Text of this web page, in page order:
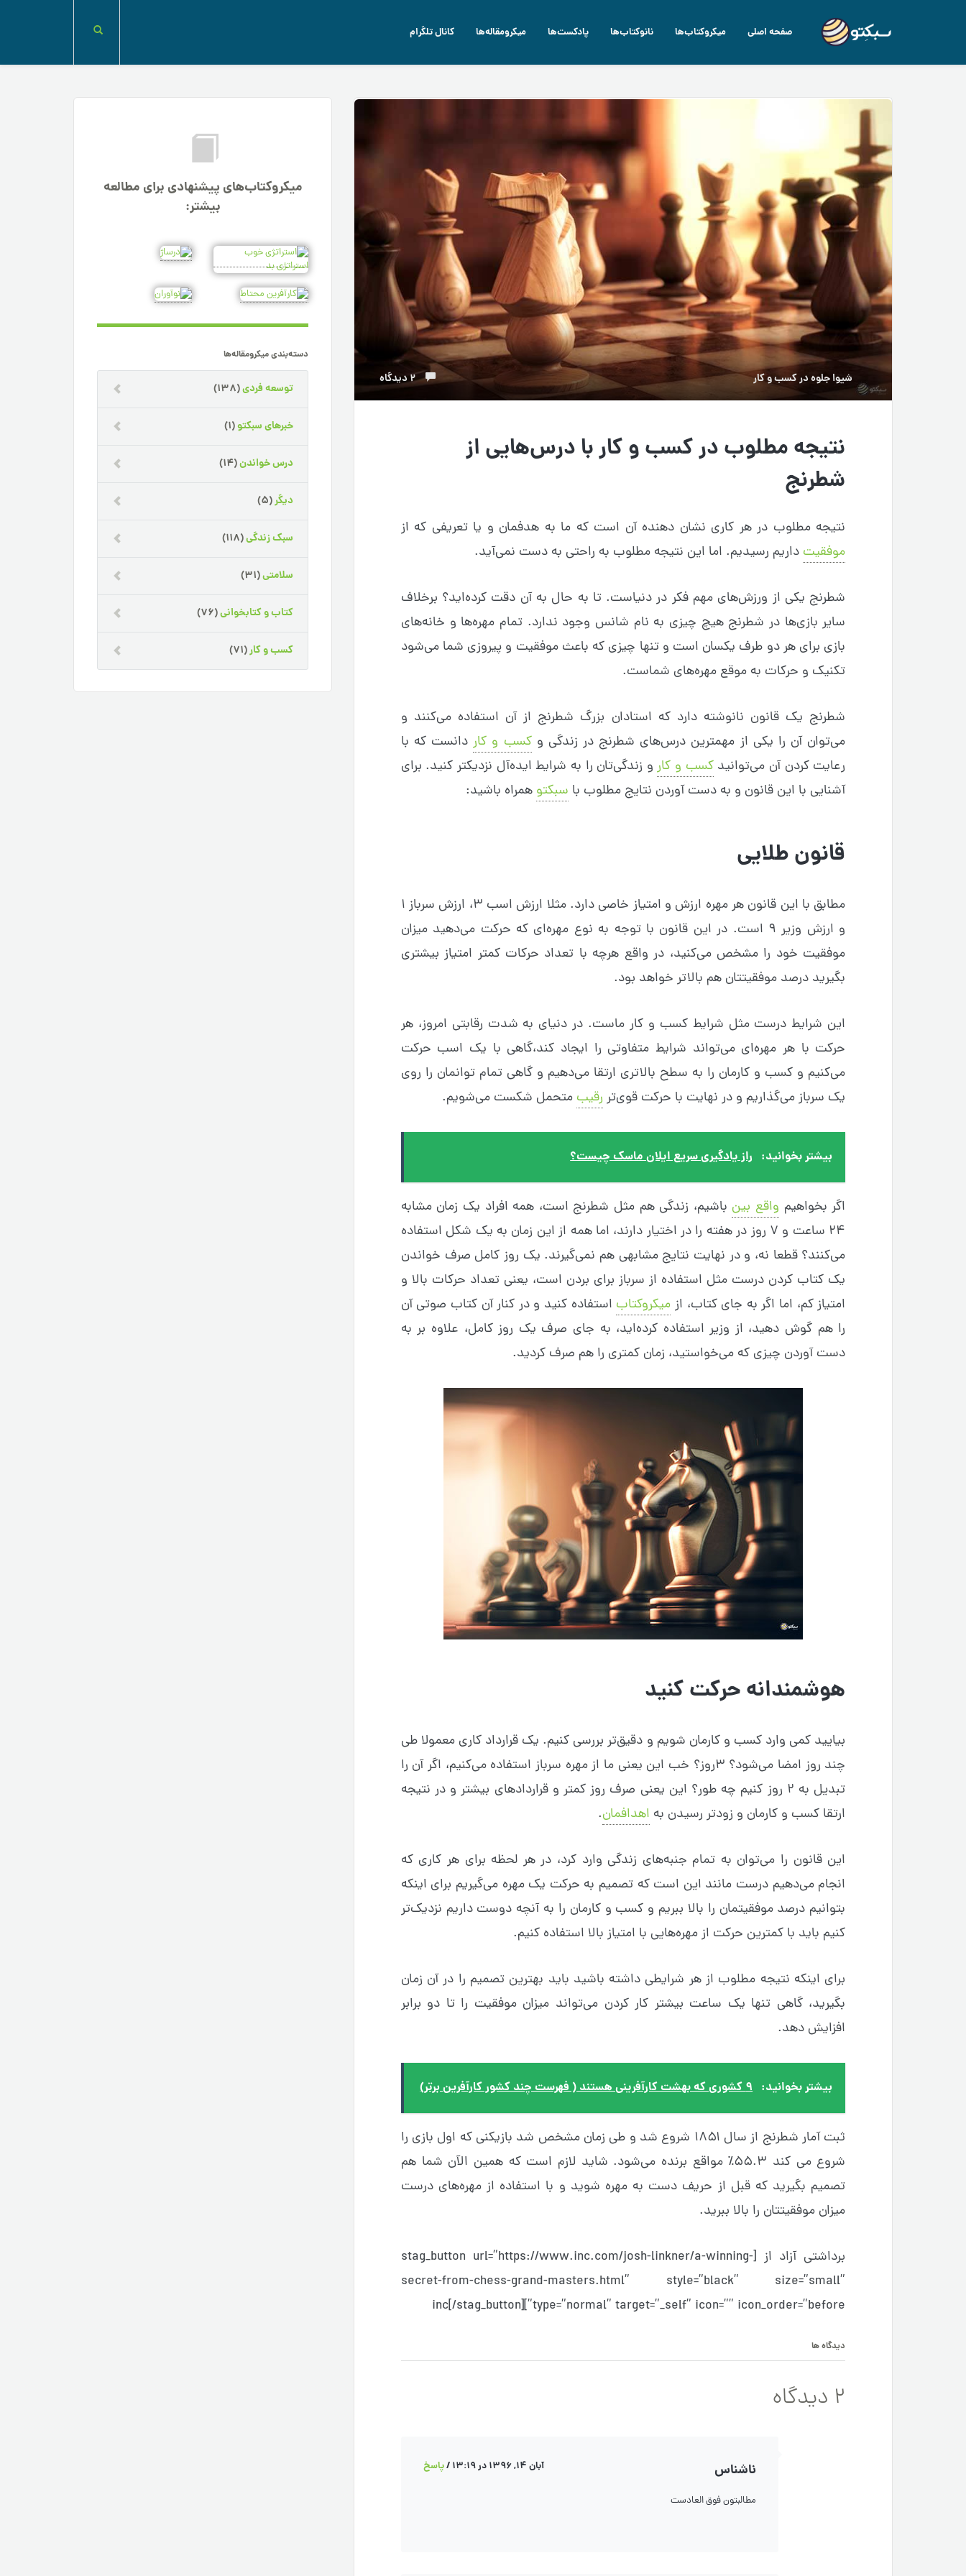
صفحه اصلی میکروکتاب‌ها نانوکتاب‌ها پادکست‌ها میکرومقاله‌ها کانال تلگرام
شیوا جلوهدرکسب و کار 2 دیدگاه
نتیجه مطلوب در کسب و کار با درس‌هایی از
شطرنج
نتیجه مطلوب در هر کاری نشان دهنده آن است که ما به هدفمان و یا تعریفی که از
موفقیت داریم رسیدیم. اما این نتیجه مطلوب به راحتی به دست نمی‌آید.
شطرنج یکی از ورزش‌های مهم فکر در دنیاست. تا به حال به آن دقت کرده‌اید؟ برخلاف
سایر بازی‌ها در شطرنج هیچ چیزی به نام شانس وجود ندارد. تمام مهره‌ها و خانه‌های
بازی برای هر دو طرف یکسان است و تنها چیزی که باعث موفقیت و پیروزی شما می‌شود
تکنیک و حرکات به موقع مهره‌های شماست.
شطرنج یک قانون نانوشته دارد که استادان بزرگ شطرنج از آن استفاده می‌کنند و
می‌توان آن را یکی از مهمترین درس‌های شطرنج در زندگی وکسب و کاردانست که با
رعایت کردن آن می‌توانیدکسب و کارو زندگی‌تان را به شرایط ایده‌آل نزدیکتر کنید. برای
آشنایی با این قانون و به دست آوردن نتایج مطلوب با سبکتو همراه باشید:
قانون طلایی
مطابق با این قانون هر مهره ارزش و امتیاز خاصی دارد. مثلا ارزش اسب ۳، ارزش سرباز ۱
و ارزش وزیر ۹ است. در این قانون با توجه به نوع مهره‌ای که حرکت می‌دهید میزان
موفقیت خود را مشخص می‌کنید، در واقع هرچه با تعداد حرکات کمتر امتیاز بیشتری
بگیرید درصد موفقیتتان هم بالاتر خواهد بود.
این شرایط درست مثل شرایط کسب و کار ماست. در دنیای به شدت رقابتی امروز، هر
حرکت با هر مهره‌ای می‌تواند شرایط متفاوتی را ایجاد کند،گاهی با یک اسب حرکت
می‌کنیم و کسب و کارمان را به سطح بالاتری ارتقا می‌دهیم و گاهی تمام توانمان را روی
یک سرباز می‌گذاریم و در نهایت با حرکت قوی‌تر رقیب متحمل شکست می‌شویم.
بیشتر بخوانید: راز یادگیری سریع ایلان ماسک چیست؟
اگر بخواهیم واقع بین باشیم، زندگی هم مثل شطرنج است، همه افراد یک زمان مشابه
۲۴ ساعت و ۷ روز در هفته را در اختیار دارند، اما همه از این زمان به یک شکل استفاده
می‌کنند؟ قطعا نه، و در نهایت نتایج مشابهی هم نمی‌گیرند. یک روز کامل صرف خواندن
یک کتاب کردن درست مثل استفاده از سرباز برای بردن است، یعنی تعداد حرکات بالا و
امتیاز کم، اما اگر به جای کتاب، از میکروکتاب استفاده کنید و در کنار آن کتاب صوتی آن
را هم گوش دهید، از وزیر استفاده کرده‌اید، به جای صرف یک روز کامل، علاوه بر به
دست آوردن چیزی که می‌خواستید، زمان کمتری را هم صرف کردید.
هوشمندانه حرکت کنید
بیایید کمی وارد کسب و کارمان شویم و دقیق‌تر بررسی کنیم. یک قرارداد کاری معمولا طی
چند روز امضا می‌شود؟ ۳روز؟ خب این یعنی ما از مهره سرباز استفاده می‌کنیم، اگر آن را
تبدیل به ۲ روز کنیم چه طور؟ این یعنی صرف روز کمتر و قراردادهای بیشتر و در نتیجه
ارتقا کسب و کارمان و زودتر رسیدن به اهدافمان.
این قانون را می‌توان به تمام جنبه‌های زندگی وارد کرد، در هر لحظه برای هر کاری که
انجام می‌دهیم درست مانند این است که تصمیم به حرکت یک مهره می‌گیریم برای اینکه
بتوانیم درصد موفقیتمان را بالا ببریم و کسب و کارمان را به آنچه دوست داریم نزدیک‌تر
کنیم باید با کمترین حرکت از مهره‌هایی با امتیاز بالا استفاده کنیم.
برای اینکه نتیجه مطلوب از هر شرایطی داشته باشید باید بهترین تصمیم را در آن زمان
بگیرید، گاهی تنها یک ساعت بیشتر کار کردن می‌تواند میزان موفقیت را تا دو برابر
افزایش دهد.
بیشتر بخوانید: ۹ کشوری که بهشت کارآفرینی هستند ( فهرست چند کشور کارآفرین برتر)
ثبت آمار شطرنج از سال ۱۸۵۱ شروع شد و طی زمان مشخص شد بازیکنی که اول بازی را
شروع می کند ۵۵.۳٪ مواقع برنده می‌شود. شاید لازم است که همین الآن شما هم
تصمیم بگیرید که قبل از حریف دست به مهره شوید و با استفاده از مهره‌های درست
میزان موفقیتتان را بالا ببرید.
برداشتی آزاد از [stag_button url=”https://www.inc.com/josh-linkner/a-winning-
secret-from-chess-grand-masters.html” style=”black” size=”small”
type=”normal” target=”_self” icon=”” icon_order=”before”]inc[/stag_button]
دیدگاه ها
2 دیدگاه
ناشناس آبان 14, 1396 در 13:19 /پاسخ
مطالبتون فوق العادست
میکروکتاب‌های پیشنهادی برای مطالعه
بیشتر:
دسته‌بندی میکرومقاله‌ها
توسعه فردی(138)
خبرهای سبکتو(1)
درس خواندن(14)
دیگر(5)
سبک زندگی(118)
سلامتی(31)
کتاب و کتابخوانی(76)
کسب و کار(71)